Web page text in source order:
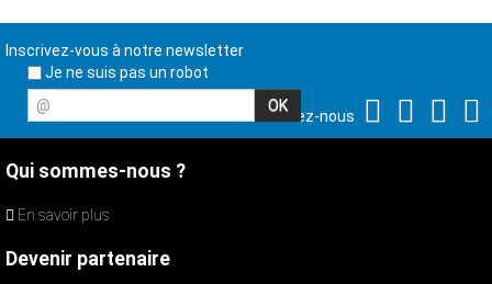
Inscrivez-vous à notre newsletter
Je ne suis pas un robot
@
Suivez-nous
Qui sommes-nous ?
En savoir plus
Devenir partenaire